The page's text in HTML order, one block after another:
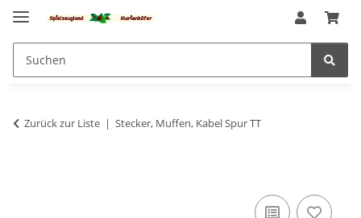
Zurück zur Liste Stecker, Muffen, Kabel Spur TT